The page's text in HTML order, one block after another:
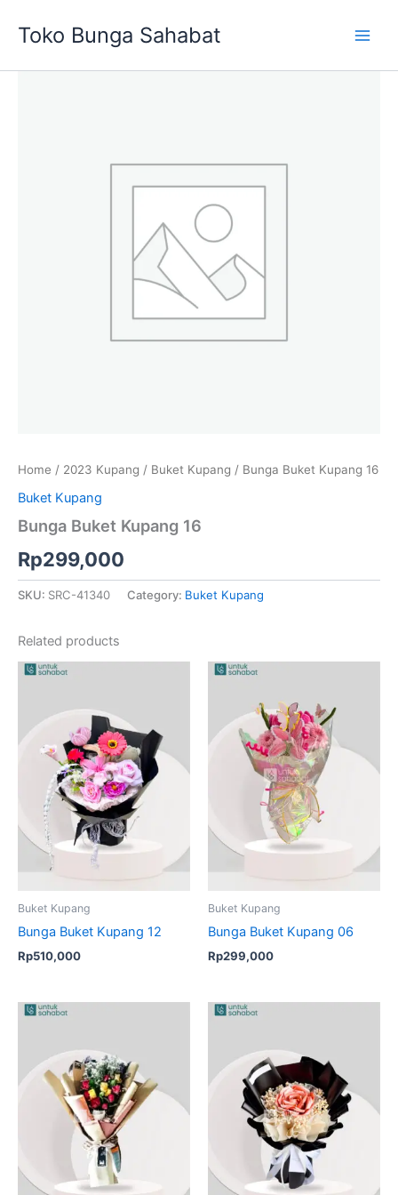
Toko Bunga Sahabat
Home / 2023 Kupang / Buket Kupang / Bunga Buket Kupang 16
Buket Kupang
Bunga Buket Kupang 16
Rp299,000
SKU: SRC-41340 Category: Buket Kupang
Related products
Buket Kupang
Bunga Buket Kupang 12
Rp510,000
Buket Kupang
Bunga Buket Kupang 06
Rp299,000